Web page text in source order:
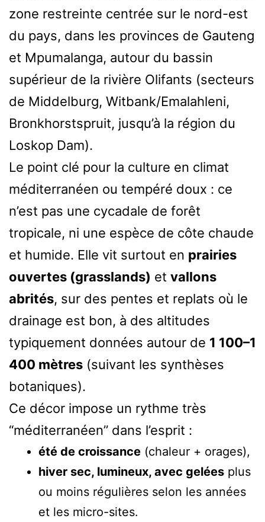
zone restreinte centrée sur le nord-est
du pays, dans les provinces de Gauteng
et Mpumalanga, autour du bassin
supérieur de la rivière Olifants (secteurs
de Middelburg, Witbank/Emalahleni,
Bronkhorstspruit, jusqu’à la région du
Loskop Dam).
Le point clé pour la culture en climat
méditerranéen ou tempéré doux : ce
n’est pas une cycadale de forêt
tropicale, ni une espèce de côte chaude
et humide. Elle vit surtout en prairies
ouvertes (grasslands) et vallons
abrités, sur des pentes et replats où le
drainage est bon, à des altitudes
typiquement données autour de 1 100–1
400 mètres (suivant les synthèses
botaniques).
Ce décor impose un rythme très
“méditerranéen” dans l’esprit :
été de croissance (chaleur + orages),
hiver sec, lumineux, avec gelées plus
ou moins régulières selon les années
et les micro-sites.